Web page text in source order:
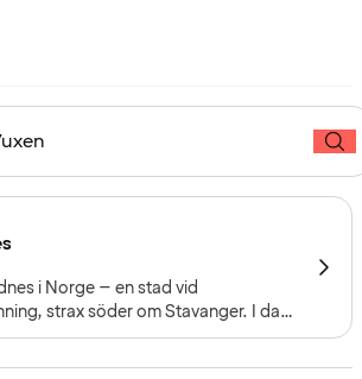
i Norge – en stad vid
strax söder om Stavanger. I dag
industriella förflutna med ett